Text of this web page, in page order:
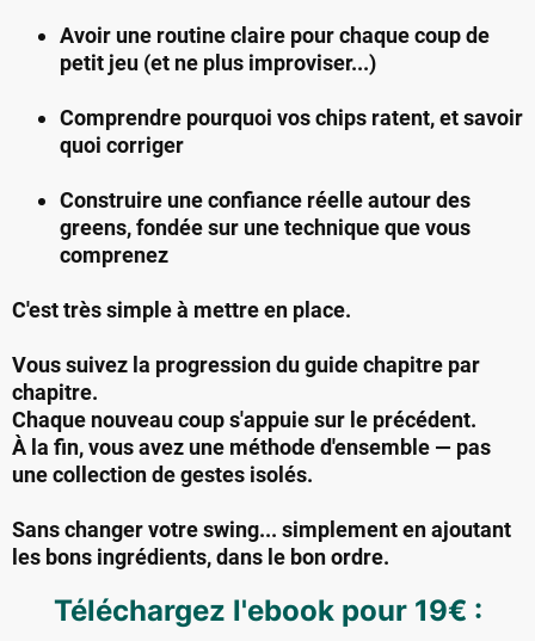
Avoir une routine claire pour chaque coup de
petit jeu (et ne plus improviser...)
Comprendre pourquoi vos chips ratent, et savoir
quoi corriger
Construire une confiance réelle autour des
greens, fondée sur une technique que vous
comprenez
C'est très simple à mettre en place.
Vous suivez la progression du guide chapitre par
chapitre.
Chaque nouveau coup s'appuie sur le précédent.
À la fin, vous avez une méthode d'ensemble — pas
une collection de gestes isolés.
Sans changer votre swing... simplement en ajoutant
les bons ingrédients, dans le bon ordre.
Téléchargez l'ebook pour 19€ :